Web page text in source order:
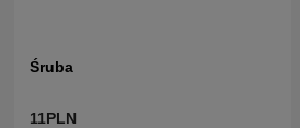
Śruba
11PLN